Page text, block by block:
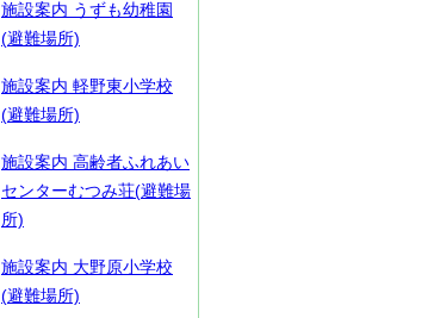
施設案内 うずも幼稚園
(避難場所)
施設案内 軽野東小学校
(避難場所)
施設案内 高齢者ふれあい
センターむつみ荘(避難場
所)
施設案内 大野原小学校
(避難場所)